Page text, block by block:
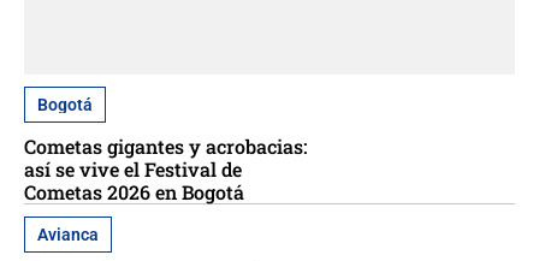
Bogotá
Cometas gigantes y acrobacias:
así se vive el Festival de
Cometas 2026 en Bogotá
Avianca